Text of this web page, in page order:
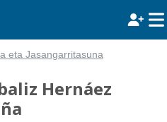
eta Jasangarritasuna
Hernáez